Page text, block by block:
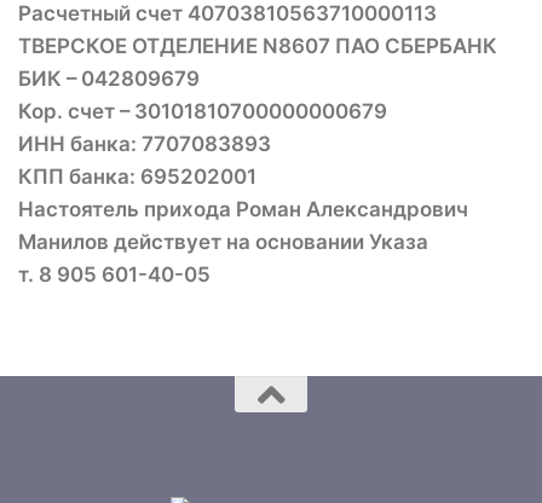
Расчетный счет 40703810563710000113
ТВЕРСКОЕ ОТДЕЛЕНИЕ N8607 ПАО СБЕРБАНК
БИК – 042809679
Кор. счет – 30101810700000000679
ИНН банка: 7707083893
КПП банка: 695202001
Настоятель прихода Роман Александрович
Манилов действует на основании Указа
т. 8 905 601-40-05